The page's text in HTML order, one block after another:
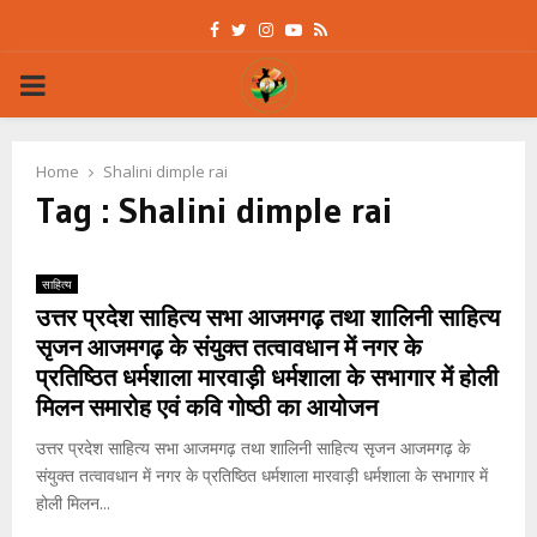
Facebook
Twitter
Instagram
Youtube
Rss
PRIMARY
Home Shalini dimple rai
Tag : Shalini dimple rai
साहित्य
उत्तर प्रदेश साहित्य सभा आजमगढ़ तथा शालिनी साहित्य
सृजन आजमगढ़ के संयुक्त तत्वावधान में नगर के
प्रतिष्ठित धर्मशाला मारवाड़ी धर्मशाला के सभागार में होली
मिलन समारोह एवं कवि गोष्ठी का आयोजन
उत्तर प्रदेश साहित्य सभा आजमगढ़ तथा शालिनी साहित्य सृजन आजमगढ़ के
संयुक्त तत्वावधान में नगर के प्रतिष्ठित धर्मशाला मारवाड़ी धर्मशाला के सभागार में
होली मिलन...